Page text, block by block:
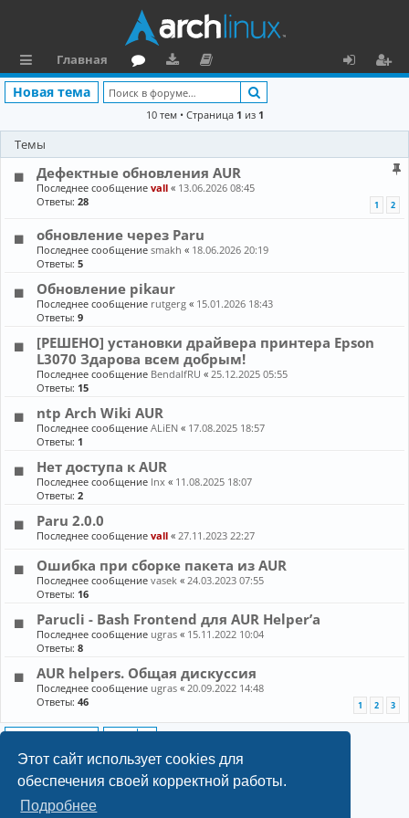
Этот сайт использует cookies для
обеспечения своей корректной работы.
Подробнее
с
л
к
Главная
о
аг
ру
и
о
ку
е
н
ц
я
а
Новая тема
10 тем • Страница 1 из 1
Темы
Дефектные обновления AUR
Последнее сообщениеvall « 13.06.2026 08:45
Ответы:28 1 2
обновление через Paru
Последнее сообщениеsmakh « 18.06.2026 20:19
Ответы:5
Обновление pikaur
Последнее сообщение rutgerg « 15.01.2026 18:43
Ответы:9
[РЕШЕНО] установки драйвера принтера Epson
L3070 Здарова всем добрым!
Последнее сообщение BendalfRU «25.12.2025 05:55
Ответы: 15
ntp Arch Wiki AUR
Последнее сообщениеALiEN « 17.08.2025 18:57
Ответы: 1
Нет доступа к AUR
Последнее сообщение lnx « 11.08.2025 18:07
Ответы:2
Paru 2.0.0
Последнее сообщениеvall «27.11.2023 22:27
Ошибка при сборке пакета из AUR
Последнее сообщениеvasek «24.03.2023 07:55
Ответы: 16
Parucli - Bash Frontend для AUR Helper’а
Последнее сообщение ugras « 15.11.2022 10:04
Ответы:8
AUR helpers. Общая дискуссия
Последнее сообщение ugras «20.09.2022 14:48
Ответы:46 1 2 3
10 тем • Страница1из